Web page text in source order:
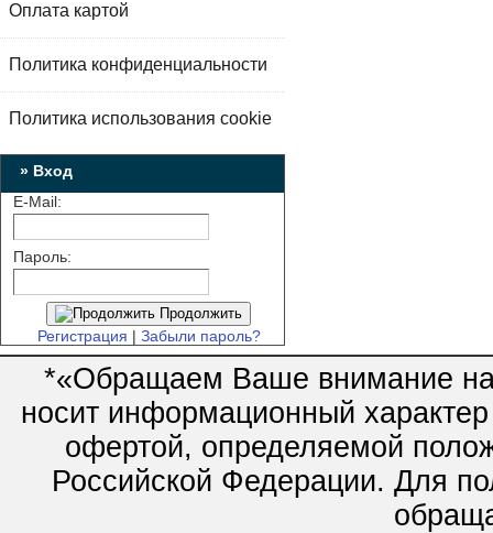
Оплата картой
Политика конфиденциальности
Политика использования cookie
» Вход
E-Mail:
Пароль:
Продолжить
Регистрация | Забыли пароль?
*«Обращаем Ваше внимание на
носит информационный
офертой, определяемой
Российской Федерации. Для